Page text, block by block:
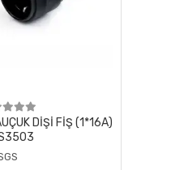
DİŞİ FİŞ (1*16A)